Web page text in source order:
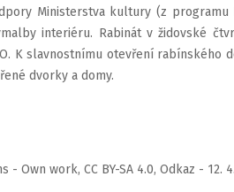
Ministerstva kultury (z programu
interiéru. Rabinát v židovské
K slavnostnímu otevření rabínského
dvorky a domy.
- Own work, CC BY-SA 4.0, Odkaz - 12.